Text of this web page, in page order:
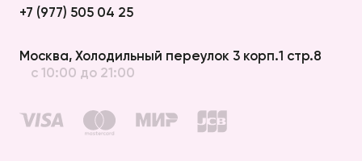
+7 (977) 505 04 25
Москва, Холодильный переулок 3 корп.1 стр.8
с 10:00 до 21:00
Оплата и Доставка
Возврат
Договор публичной оферты на груминг